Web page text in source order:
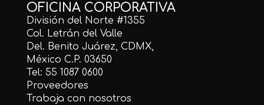
OFICINA CORPORATIVA
División del Norte #1355
Col. Letrán del Valle
Del. Benito Juárez, CDMX,
México C.P. 03650
Tel: 55 1087 0600
Proveedores
Trabaja con nosotros